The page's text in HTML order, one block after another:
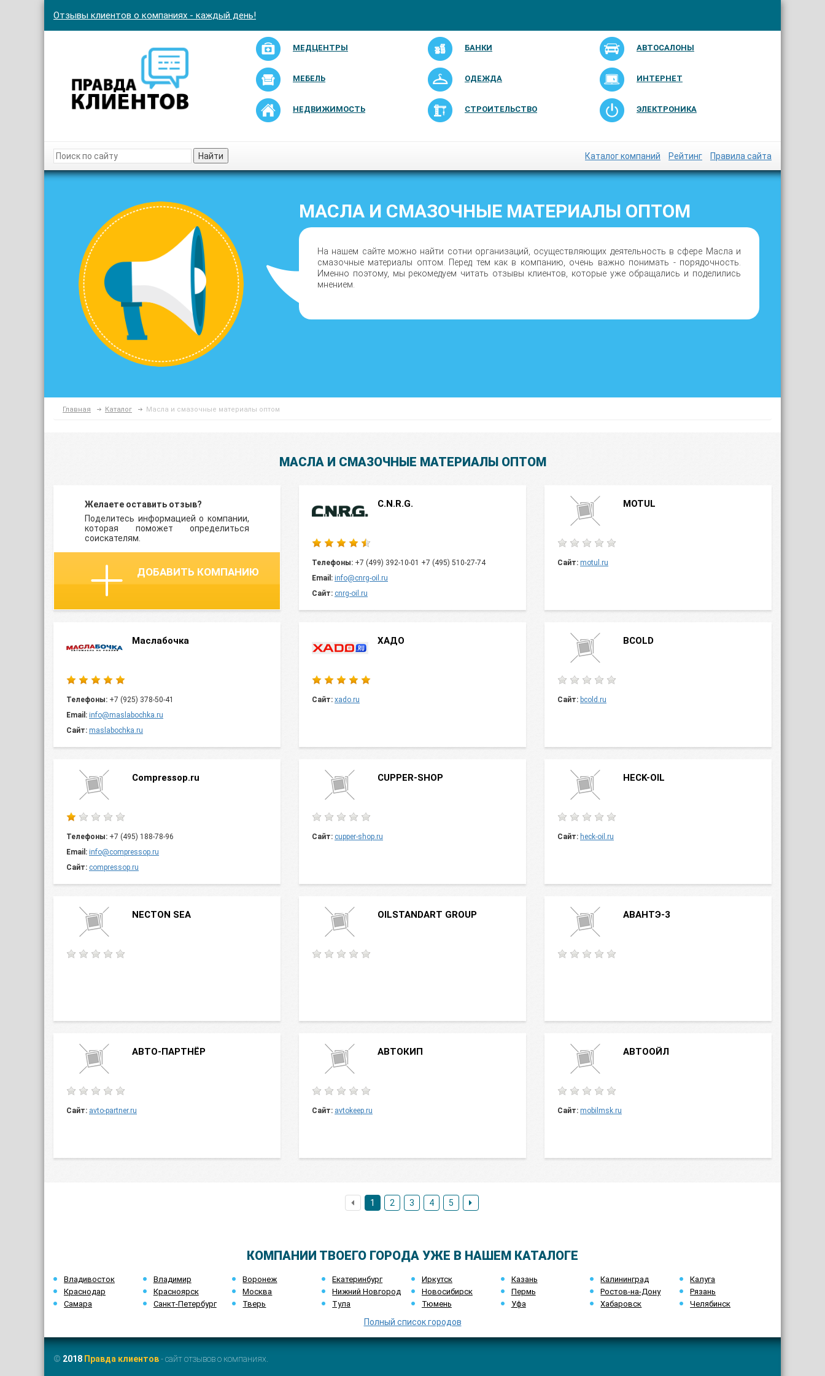
Отзывы клиентов о компаниях - каждый день!
МЕДЦЕНТРЫ БАНКИ АВТОСАЛОНЫ
МЕБЕЛЬ ОДЕЖДА ИНТЕРНЕТ
НЕДВИЖИМОСТЬ СТРОИТЕЛЬСТВО ЭЛЕКТРОНИКА
Найти Каталог компаний Рейтинг Правила сайта
МАСЛА И СМАЗОЧНЫЕ МАТЕРИАЛЫ ОПТОМ
На нашем сайте можно найти сотни организаций, осуществляющих деятельность в сфере Масла и
смазочные материалы оптом. Перед тем как в компанию, очень важно понимать - порядочность.
Именно поэтому, мы рекомедуем читать отзывы клиентов, которые уже обращались и поделились
мнением.
Главная Каталог Масла и смазочные материалы оптом
МАСЛА И СМАЗОЧНЫЕ МАТЕРИАЛЫ ОПТОМ
Желаете оставить отзыв?
Поделитесь информацией о компании,
которая поможет определиться
соискателям.
ДОБАВИТЬ КОМПАНИЮ
C.N.R.G.
Телефоны: +7 (499) 392-10-01 +7 (495) 510-27-74
Email: info@cnrg-oil.ru
Сайт: cnrg-oil.ru
MOTUL
Сайт: motul.ru
Маслабочка
Телефоны: +7 (925) 378-50-41
Email: info@maslabochka.ru
Сайт: maslabochka.ru
ХАДО
Сайт: xado.ru
BCOLD
Сайт: bcold.ru
Compressop.ru
Телефоны: +7 (495) 188-78-96
Email: info@compressop.ru
Сайт: compressop.ru
CUPPER-SHOP
Сайт: cupper-shop.ru
HECK-OIL
Сайт: heck-oil.ru
NECTON SEA OILSTANDART GROUP АВАНТЭ-3
АВТО-ПАРТНЁР
Сайт: avto-partner.ru
АВТОКИП
Сайт: avtokeep.ru
АВТООЙЛ
Сайт: mobilmsk.ru
1 2 3 4 5
КОМПАНИИ ТВОЕГО ГОРОДА УЖЕ В НАШЕМ КАТАЛОГЕ
Владивосток Владимир Воронеж Екатеринбург Иркутск Казань Калининград
Калуга
Краснодар
Красноярск Москва Нижний Новгород Новосибирск Пермь Ростов-на-Дону
Рязань
Самара
Санкт-Петербург Тверь Тула Тюмень Уфа Хабаровск Челябинск
Полный список городов
© 2018 Правда клиентов- сайт отзывов о компаниях.